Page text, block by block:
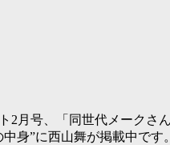
2月号、「同世代メークさ
身”に西山舞が掲載中です